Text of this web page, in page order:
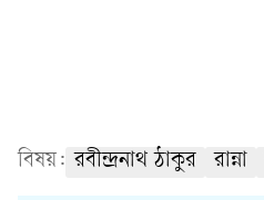
বিষয়: রবীন্দ্রনাথ ঠাকুর রান্না